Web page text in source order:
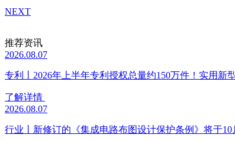
NEXT
推荐资讯
2026.08.07
专利丨2026年上半年专利授权总量约150万件！实用新
了解详情
2026.08.07
行业丨新修订的《集成电路布图设计保护条例》将于10